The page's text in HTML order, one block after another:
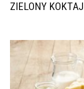
ZIELONY